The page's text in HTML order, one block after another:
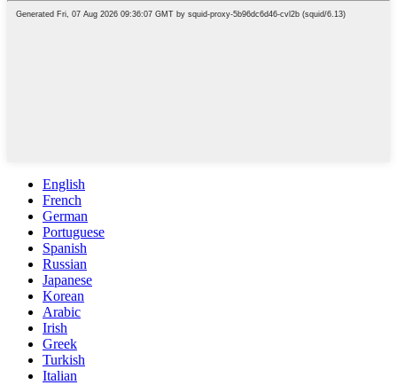
English
French
German
Portuguese
Spanish
Russian
Japanese
Korean
Arabic
Irish
Greek
Turkish
Italian